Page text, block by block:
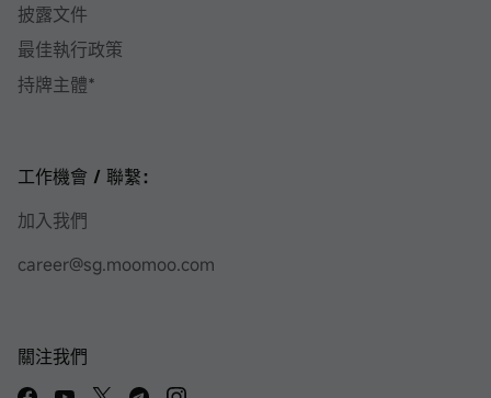
披露文件
最佳執行政策
持牌主體*
工作機會 / 聯繫：
加入我們
career@sg.moomoo.com
關注我們